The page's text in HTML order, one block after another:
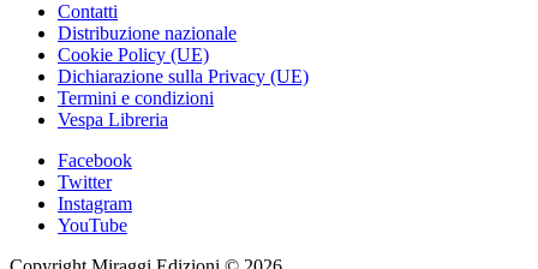
Contatti
Distribuzione nazionale
Cookie Policy (UE)
Dichiarazione sulla Privacy (UE)
Termini e condizioni
Vespa Libreria
Facebook
Twitter
Instagram
YouTube